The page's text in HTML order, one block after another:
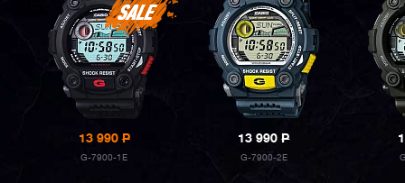
13 990P
G-7900-1E
13 990P
G-7900-2E